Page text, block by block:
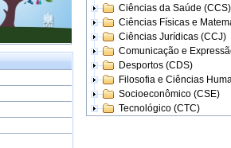
Ciências da Saúde (CCS)
Ciências Físicas e
Ciências Jurídicas (CCJ)
Comunicação e
Desportos (CDS)
Filosofia e Ciências
Socioeconômico (CSE)
Tecnológico (CTC)